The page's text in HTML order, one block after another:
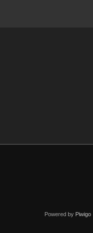
Powered by Piwigo